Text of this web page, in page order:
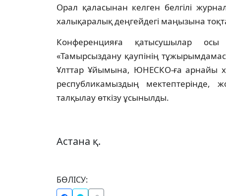
Орал қаласынан келген белгiлi
халықаралық деңгейдегi маңызына
Конференцияға қатысушылар
«Тамырсыздану қаупiнiң
Ұлттар Ұйымына, ЮНЕСКО-ға арнайы
республикамыздың мектептерiнде,
талқылау өткiзу ұсынылды.
Астана қ.
БӨЛІСУ: